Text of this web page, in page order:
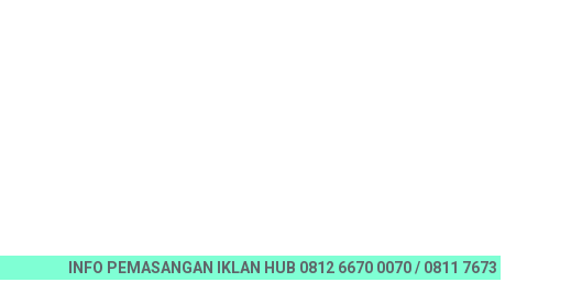
INFO PEMASANGAN IKLAN HUB 0812 6670 0070 / 0811 7673 35,